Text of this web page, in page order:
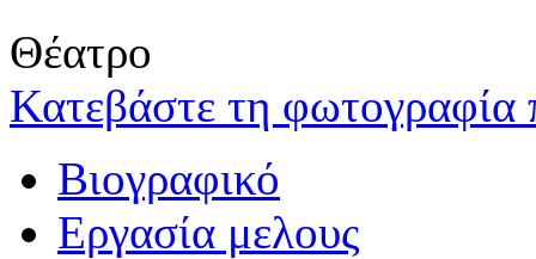
Θέατρο
Κατεβάστε τη φωτογραφία
Βιογραφικό
Εργασία μελους